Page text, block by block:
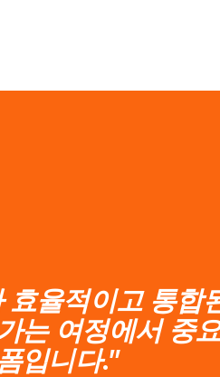
율적이고 통합
는 여정에서 중
입니다.”